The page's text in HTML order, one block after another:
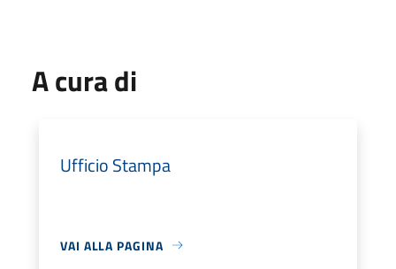
A cura di
Ufficio Stampa
VAI ALLA PAGINA